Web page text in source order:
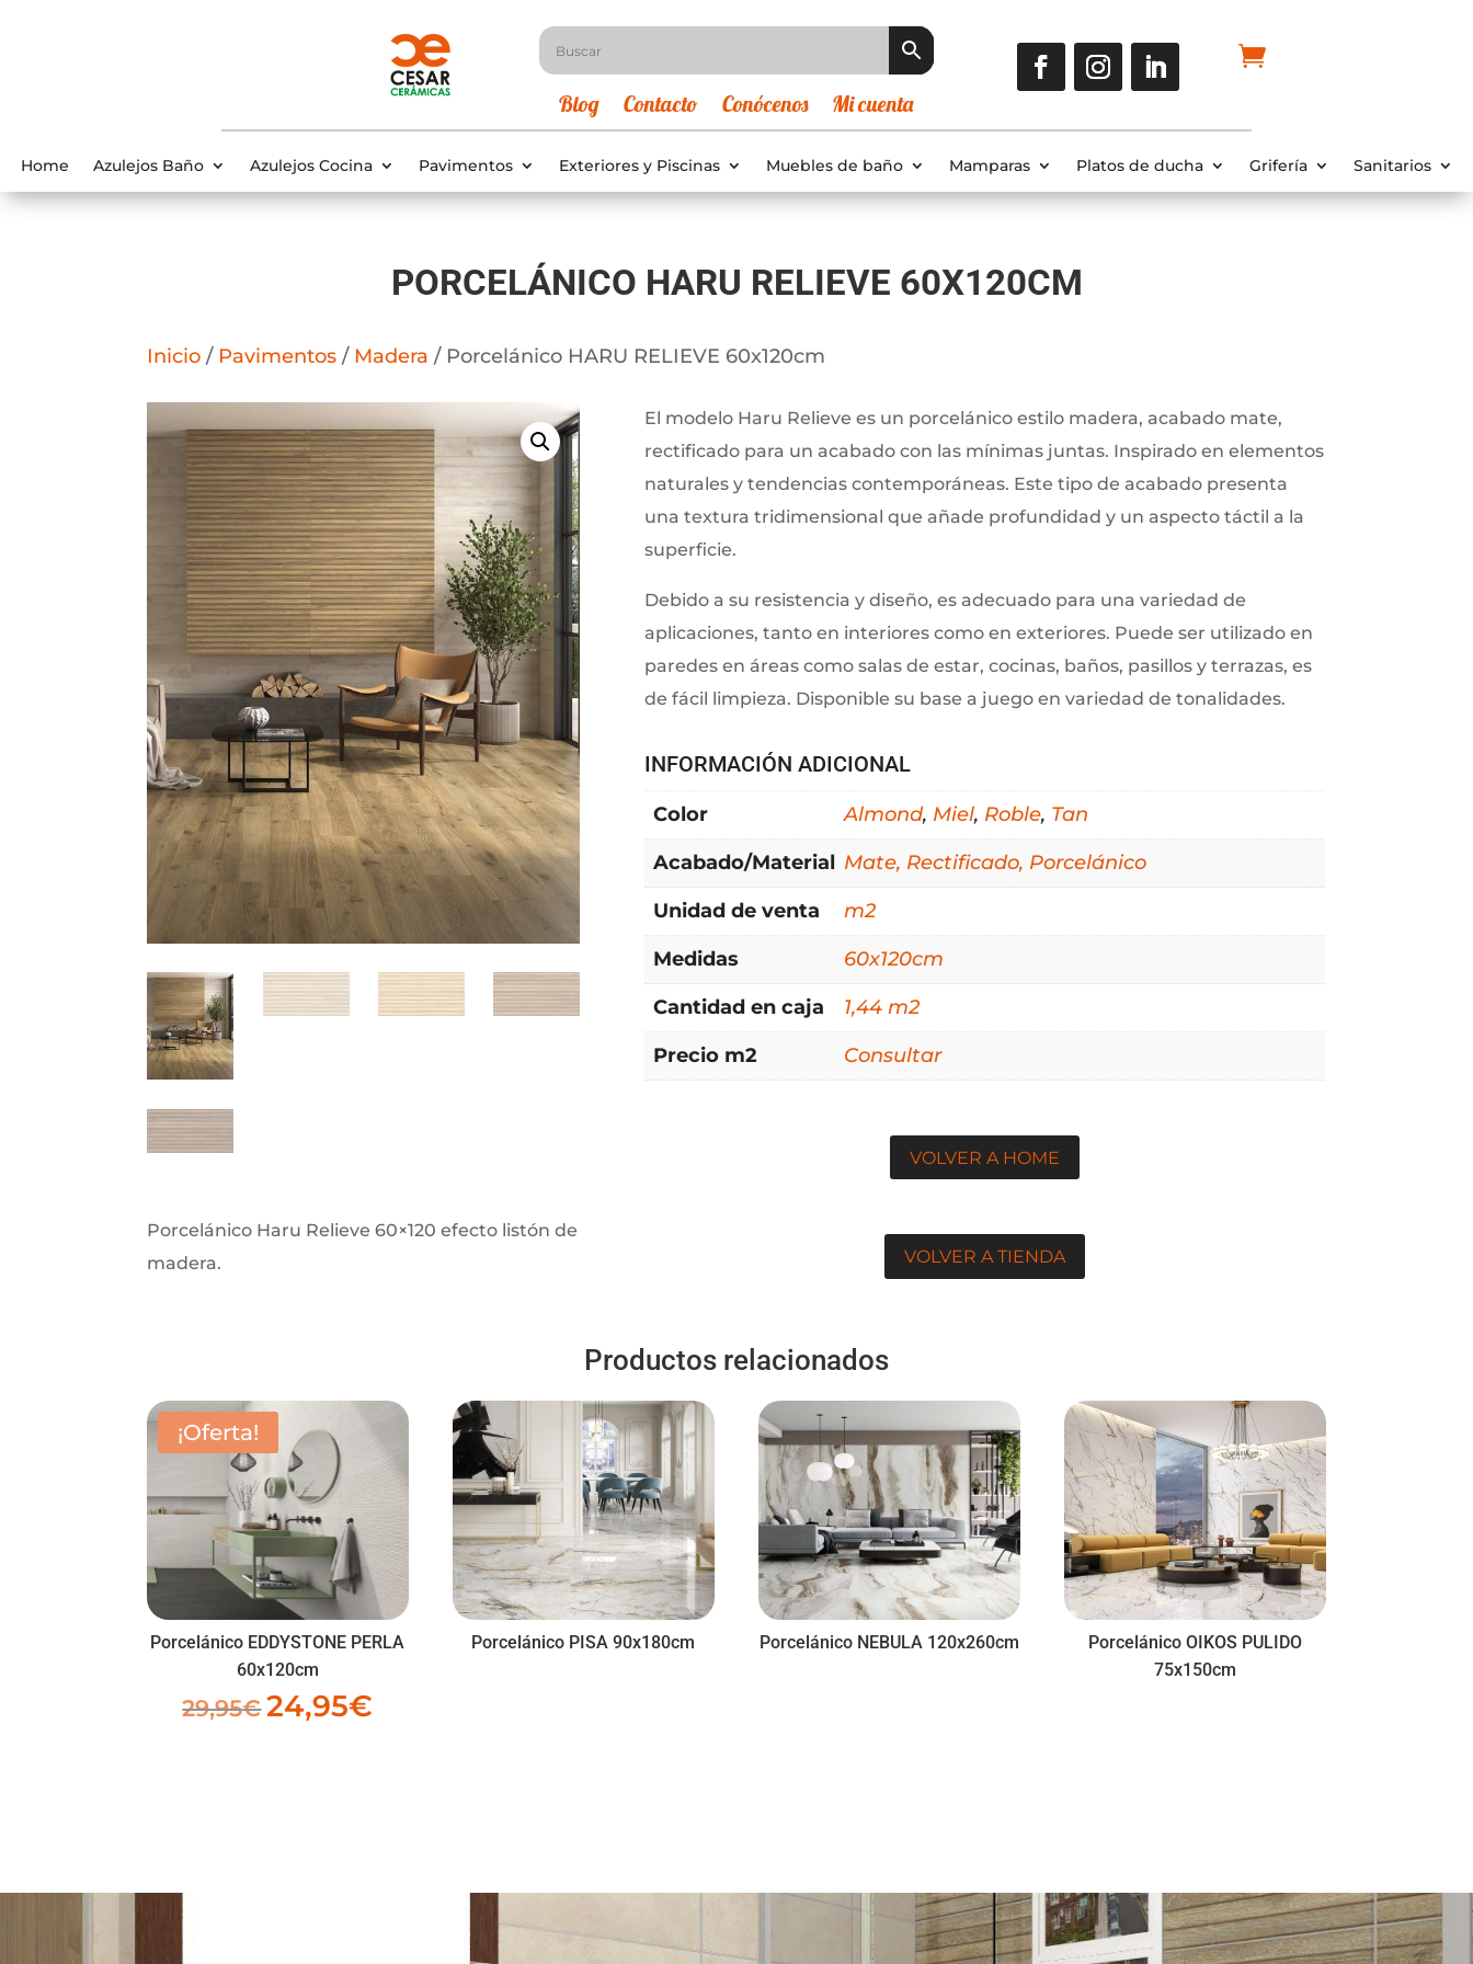
Blog Contacto Conócenos Mi cuenta
Home Azulejos Baño Azulejos Cocina Pavimentos Exteriores y Piscinas Muebles de baño Mamparas Platos de ducha Grifería Sanitarios
PORCELÁNICO HARU RELIEVE 60X120CM
Inicio / Pavimentos / Madera / Porcelánico HARU RELIEVE 60x120cm
Porcelánico Haru Relieve 60×120 efecto listón de
madera.
El modelo Haru Relieve es un porcelánico estilo madera, acabado mate,
rectificado para un acabado con las mínimas juntas. Inspirado en elementos
naturales y tendencias contemporáneas. Este tipo de acabado presenta
una textura tridimensional que añade profundidad y un aspecto táctil a la
superficie.
Debido a su resistencia y diseño, es adecuado para una variedad de
aplicaciones, tanto en interiores como en exteriores. Puede ser utilizado en
paredes en áreas como salas de estar, cocinas, baños, pasillos y terrazas, es
de fácil limpieza. Disponible su base a juego en variedad de tonalidades.
INFORMACIÓN ADICIONAL
Color Almond, Miel, Roble, Tan
Acabado/Material Mate, Rectificado, Porcelánico
Unidad de venta
m2
Medidas
60x120cm
Cantidad en caja
1,44 m2
Precio m2
Consultar
VOLVER A HOME
VOLVER A TIENDA
Productos relacionados
¡Oferta!
Porcelánico EDDYSTONE PERLA
60x120cm
29,95€ El
24,95€
Porcelánico PISA 90x180cm Porcelánico NEBULA 120x260cm
Porcelánico OIKOS PULIDO
75x150cm